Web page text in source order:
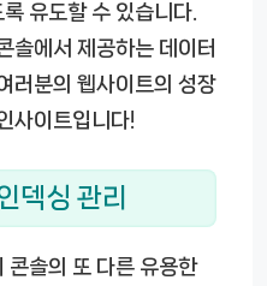
유도할 수 있습니다.
솔에서 제공하는 데이터
러분의 웹사이트의 성장
사이트입니다!
덱싱 관리
콘솔의 또 다른 유용한